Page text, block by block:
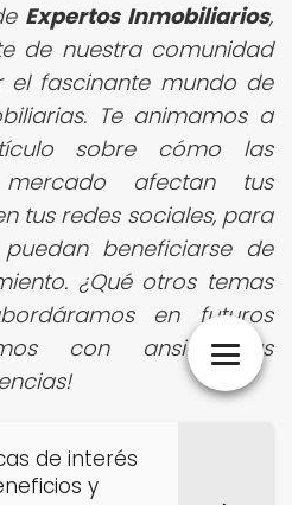
Expertos Inmobiliarios,
de nuestra comunidad
el fascinante mundo de
Te animamos a
sobre cómo las
afectan tus
tus redes sociales, para
beneficiarse de
¿Qué otros temas
en futuros
con ansias tus
de interés
y